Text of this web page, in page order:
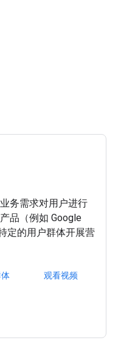
务需求对用户进行
品（例如 Google
定的用户群体开展营
观看视频